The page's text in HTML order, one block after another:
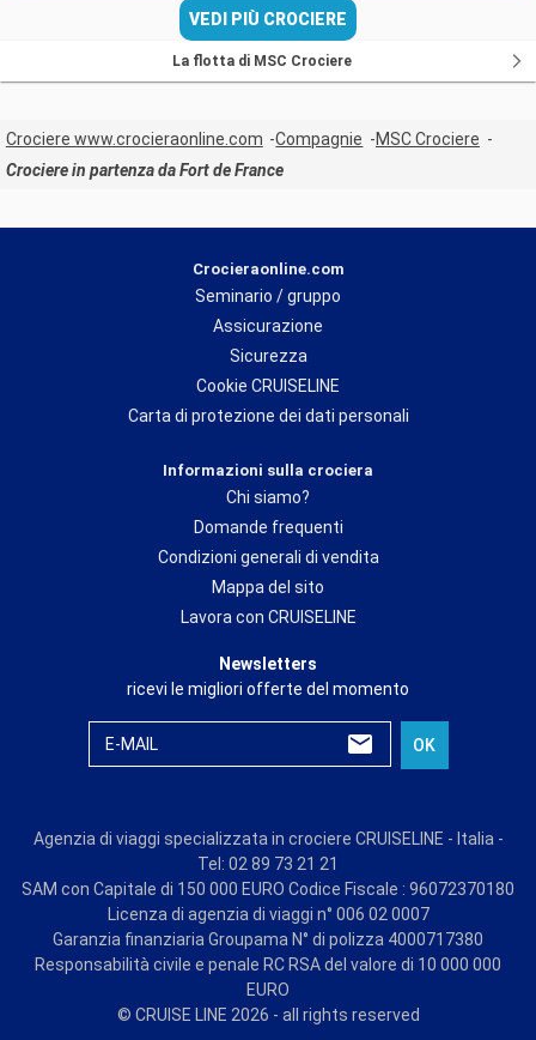
VEDI PIÙ CROCIERE
La flotta di MSC Crociere
Crociere www.crocieraonline.com Compagnie
MSC Crociere
Crociere in partenza da Fort de France
Crocieraonline.com
Seminario / gruppo
Assicurazione
Sicurezza
Cookie CRUISELINE
Carta di protezione dei dati personali
Informazioni sulla crociera
Chi siamo?
Domande frequenti
Condizioni generali di vendita
Mappa del sito
Lavora con CRUISELINE
Newsletters
ricevi le migliori offerte del momento
E-MAIL OK
Agenzia di viaggi specializzata in crociere CRUISELINE - Italia -
Tel: 02 89 73 21 21
SAM con Capitale di 150 000 EURO Codice Fiscale : 96072370180
Licenza di agenzia di viaggi n° 006 02 0007
Garanzia finanziaria Groupama N° di polizza 4000717380
Responsabilità civile e penale RC RSA del valore di 10 000 000
EURO
© CRUISE LINE 2026 - all rights reserved